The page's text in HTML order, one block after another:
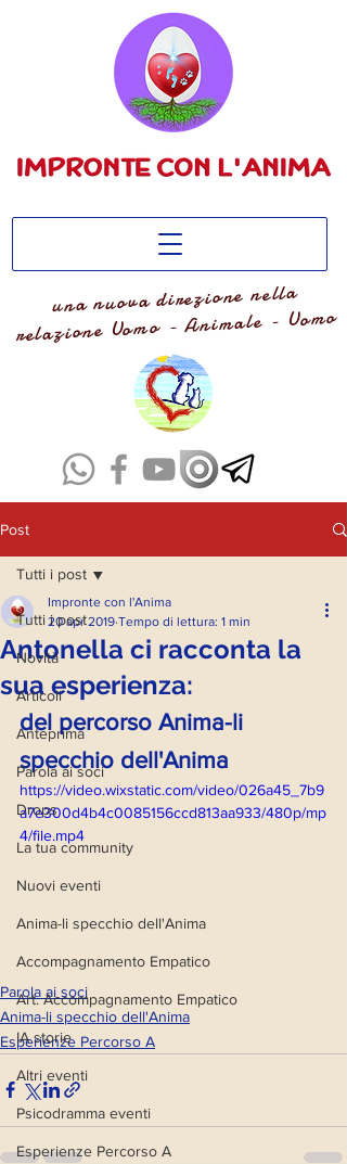
una nuova direzione nella
relazione Uomo - Animale - Uomo
Post
Tutti i post
Novità
Articoli
Anteprima
Parola ai soci
Drops
La tua community
Nuovi eventi
Anima-li specchio dell'Anima
Accompagnamento Empatico
Art. Accompagnamento Empatico
IA storie
Altri eventi
Psicodramma eventi
Esperienze Percorso A
Tutti i post
Antonella ci racconta la
sua esperienza:
Impronte con l'Anima
20 apr 2019 Tempo di lettura: 1 min
del percorso Anima-li
specchio dell'Anima
https://video.wixstatic.com/video/026a45_7b9
a7e300d4b4c0085156ccd813aa933/480p/mp
4/file.mp4
Parola ai soci
Anima-li specchio dell'Anima
Esperienze Percorso A